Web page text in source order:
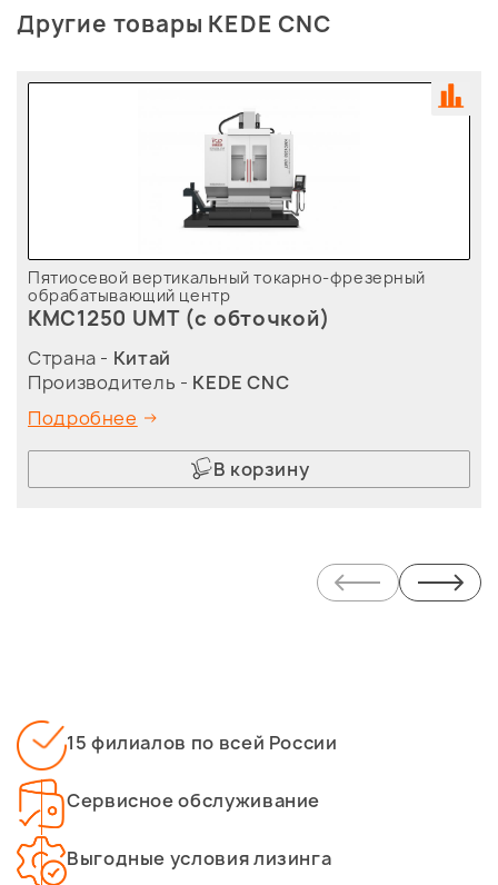
Другие товары KEDE CNC
Пятиосевой вертикальный токарно-фрезерный
обрабатывающий центр
KMC1250 UMT (с обточкой)
Страна - Китай
Производитель - KEDE CNC
Подробнее
В корзину
15 филиалов по всей России
Сервисное обслуживание
Выгодные условия лизинга